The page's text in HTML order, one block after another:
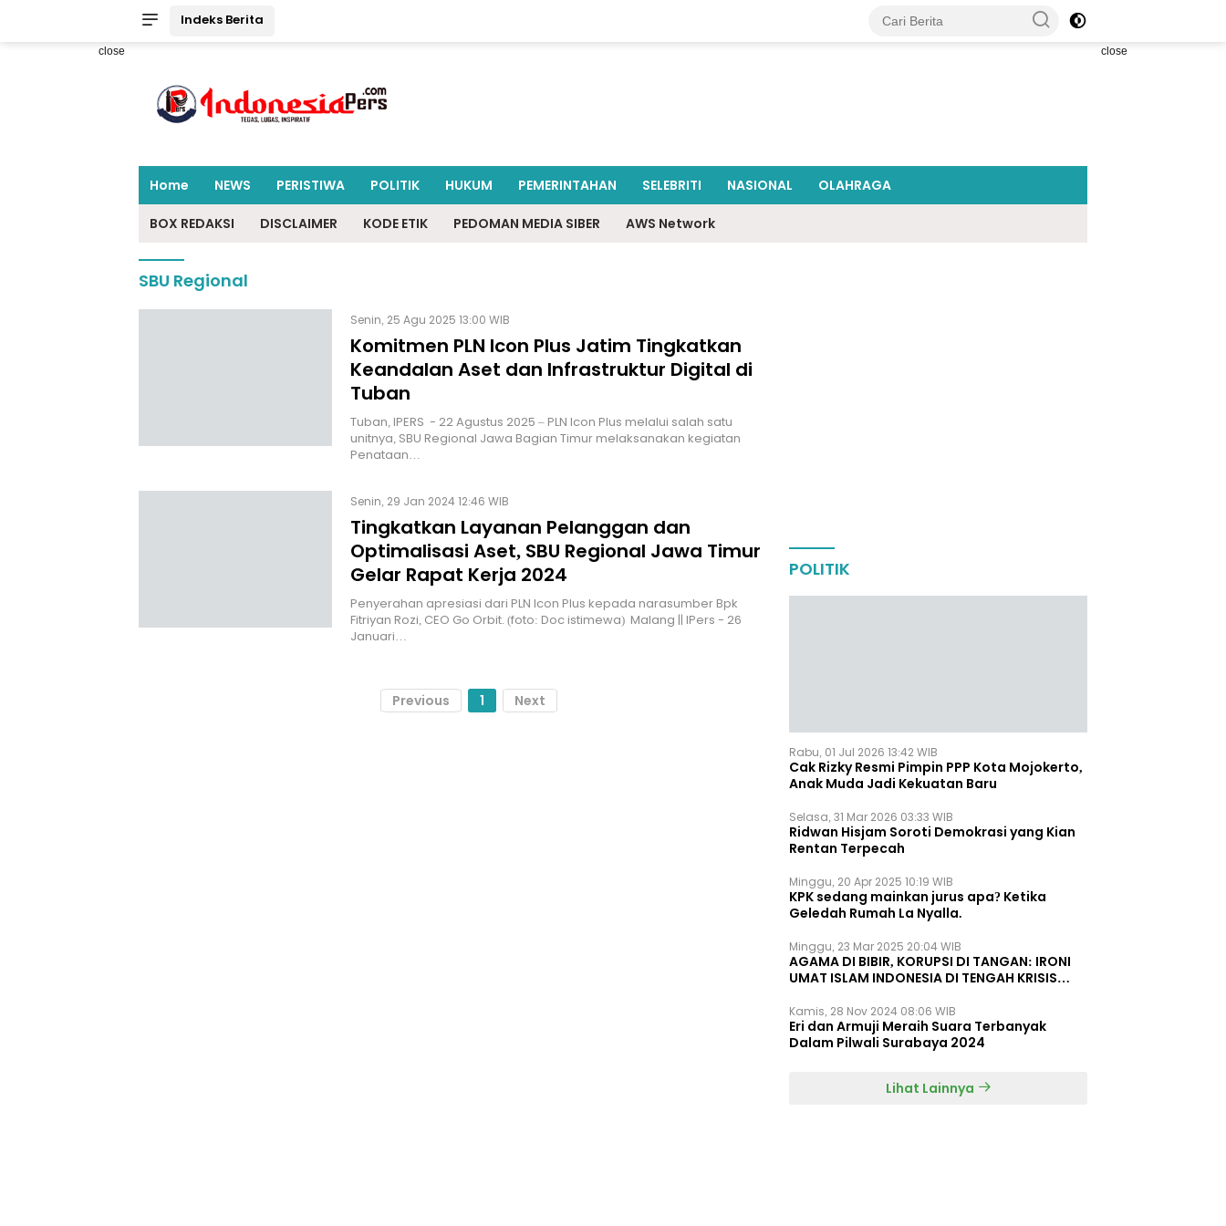
Indeks Berita
close close
Home NEWS PERISTIWA POLITIK HUKUM PEMERINTAHAN SELEBRITI NASIONAL OLAHRAGA
BOX REDAKSI DISCLAIMER KODE ETIK PEDOMAN MEDIA SIBER AWS Network
SBU Regional
Senin, 25 Agu 2025 13:00 WIB
Komitmen PLN Icon Plus Jatim Tingkatkan
Keandalan Aset dan Infrastruktur Digital di
Tuban
Tuban, IPERS - 22 Agustus 2025 – PLN Icon Plus melalui salah satu
unitnya, SBU Regional Jawa Bagian Timur melaksanakan kegiatan
Penataan…
Senin, 29 Jan 2024 12:46 WIB
Tingkatkan Layanan Pelanggan dan
Optimalisasi Aset, SBU Regional Jawa Timur
Gelar Rapat Kerja 2024
Penyerahan apresiasi dari PLN Icon Plus kepada narasumber Bpk
Fitriyan Rozi, CEO Go Orbit. (foto: Doc istimewa) Malang || IPers - 26
Januari…
Previous 1 Next
POLITIK
Rabu, 01 Jul 2026 13:42 WIB
Cak Rizky Resmi Pimpin PPP Kota Mojokerto,
Anak Muda Jadi Kekuatan Baru
Selasa, 31 Mar 2026 03:33 WIB
Ridwan Hisjam Soroti Demokrasi yang Kian
Rentan Terpecah
Minggu, 20 Apr 2025 10:19 WIB
KPK sedang mainkan jurus apa? Ketika
Geledah Rumah La Nyalla.
Minggu, 23 Mar 2025 20:04 WIB
AGAMA DI BIBIR, KORUPSI DI TANGAN: IRONI
UMAT ISLAM INDONESIA DI TENGAH KRISIS
Kamis, 28 Nov 2024 08:06 WIB
Eri dan Armuji Meraih Suara Terbanyak
Dalam Pilwali Surabaya 2024
Lihat Lainnya